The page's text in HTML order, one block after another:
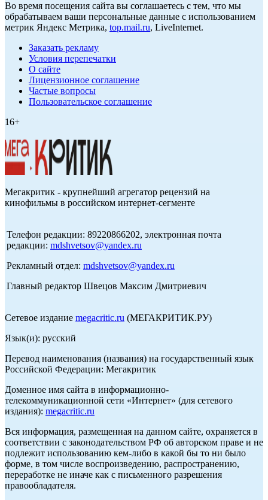
Во время посещения сайта вы соглашаетесь с тем, что мы
обрабатываем ваши персональные данные с использованием
метрик Яндекс Метрика, top.mail.ru, LiveInternet.
Заказать рекламу
Условия перепечатки
О сайте
Лицензионное соглашение
Частые вопросы
Пользовательское соглашение
16+
Мегакритик - крупнейший агрегатор рецензий на
кинофильмы в российском интернет-сегменте
Телефон редакции: 89220866202, электронная почта
редакции: mdshvetsov@yandex.ru
Рекламный отдел: mdshvetsov@yandex.ru
Главный редактор Швецов Максим Дмитриевич
Сетевое издание megacritic.ru (МЕГАКРИТИК.РУ)
Язык(и): русский
Перевод наименования (названия) на государственный язык
Российской Федерации: Мегакритик
Доменное имя сайта в информационно-
телекоммуникационной сети «Интернет» (для сетевого
издания): megacritic.ru
Вся информация, размещенная на данном сайте, охраняется в
соответствии с законодательством РФ об авторском праве и не
подлежит использованию кем-либо в какой бы то ни было
форме, в том числе воспроизведению, распространению,
переработке не иначе как с письменного разрешения
правообладателя.